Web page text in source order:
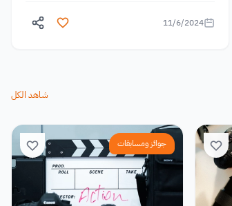
11/6/2024
شاهد الكل
جوائز ومسابقات